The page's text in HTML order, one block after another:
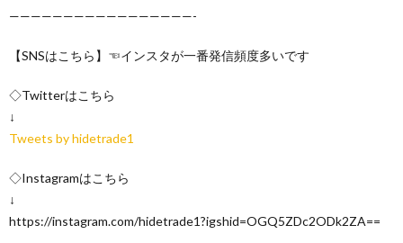
—————————————————-
【SNSはこちら】☜インスタが一番発信頻度多いです
◇Twitterはこちら
↓
Tweets by hidetrade1
◇Instagramはこちら
↓
https://instagram.com/hidetrade1?igshid=OGQ5ZDc2ODk2ZA==